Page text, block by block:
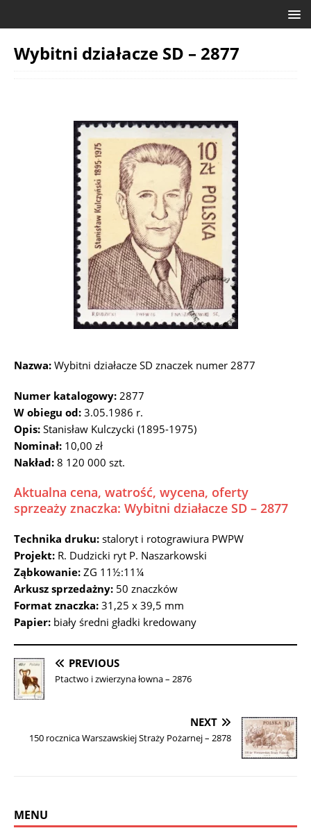
Wybitni działacze SD – 2877
Nazwa: Wybitni działacze SD znaczek numer 2877
Numer katalogowy: 2877
W obiegu od: 3.05.1986 r.
Opis: Stanisław Kulczycki (1895-1975)
Nominał: 10,00 zł
Nakład: 8 120 000 szt.
Aktualna cena, watrość, wycena, oferty
sprzeaży znaczka: Wybitni działacze SD – 2877
Technika druku: staloryt i rotograwiura PWPW
Projekt: R. Dudzicki ryt P. Naszarkowski
Ząbkowanie: ZG 11½:11¼
Arkusz sprzedażny: 50 znaczków
Format znaczka: 31,25 x 39,5 mm
Papier: biały średni gładki kredowany
PREVIOUS
Ptactwo i zwierzyna łowna – 2876
NEXT
150 rocznica Warszawskiej Straży Pożarnej – 2878
MENU